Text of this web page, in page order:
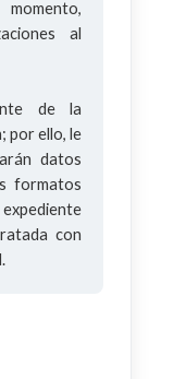
al
de la
por ello, le
datos
formatos
expediente
con